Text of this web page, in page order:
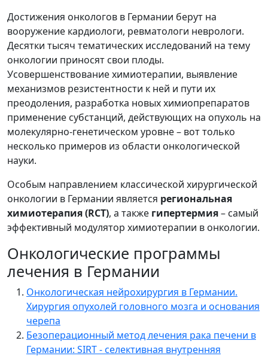
Достижения онкологов в Германии берут на
вооружение кардиологи, ревматологи неврологи.
Десятки тысяч тематических исследований на тему
онкологии приносят свои плоды.
Усовершенствование химиотерапии, выявление
механизмов резистентности к ней и пути их
преодоления, разработка новых химиопрепаратов
применение субстанций, действующих на опухоль на
молекулярно-генетическом уровне – вот только
несколько примеров из области онкологической
науки.
Особым направлением классической хирургической
онкологии в Германии является региональная
химиотерапия (RCT), а также гипертермия– самый
эффективный модулятор химиотерапии в онкологии.
Онкологические программы
лечения в Германии
Онкологическая нейрохирургия в Германии.
Хирургия опухолей головного мозга и основания
черепа
Безоперационный метод лечения рака печени в
Германии: SIRT - селективная внутренняя